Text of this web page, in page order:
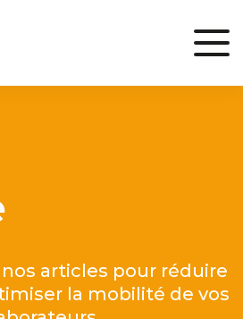
articles pour réduire
la mobilité de vos